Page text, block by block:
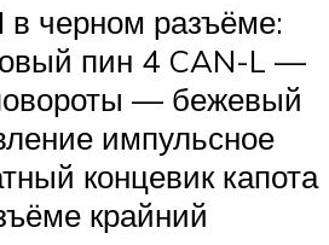
в черном разъёме:
пин 4 CAN-L —
— бежевый
импульсное
концевик капота
крайний